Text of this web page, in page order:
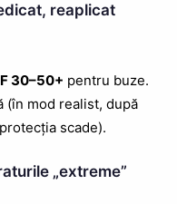
reaplicat
30–50+ pentru buze.
(în mod realist, după
scade).
„extreme”